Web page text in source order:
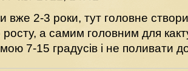
вже 2-3 роки, тут головне
а самим головним для
7-15 градусів і не поливати